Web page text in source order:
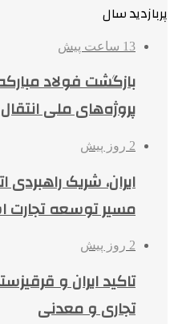
پربازدید سال
13 ساعت پیش
بازگشت فولاد
پروژه‌های ملی
2 روز پیش
ایران، شریک راهبردی
مسیر توسعه تجارت
2 روز پیش
تاکید ایران و
تجاری و معدنی